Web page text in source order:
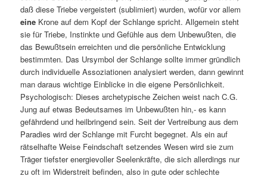
daß diese Triebe vergeistert (sublimiert) wurden, wofür vor allem
eine Krone auf dem Kopf der Schlange spricht. Allgemein steht
sie für Triebe, Instinkte und Gefühle aus dem Unbewußten, die
das Bewußtsein erreichten und die persönliche Entwicklung
bestimmten. Das Ursymbol der Schlange sollte immer gründlich
durch individuelle Assoziationen analysiert werden, dann gewinnt
man daraus wichtige Einblicke in die eigene Persönlichkeit.
Psychologisch: Dieses archetypische Zeichen weist nach C.G.
Jung auf etwas Bedeutsames im Unbewußten hin,- es kann
gefährdend und heilbringend sein. Seit der Vertreibung aus dem
Paradies wird der Schlange mit Furcht begegnet. Als ein auf
rätselhafte Weise Feindschaft setzendes Wesen wird sie zum
Träger tiefster energievoller Seelenkräfte, die sich allerdings nur
zu oft im Widerstreit befinden, also in gute oder schlechte